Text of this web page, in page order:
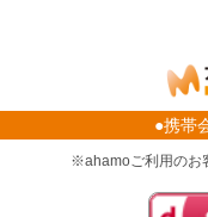
●携帯
※ahamoご利用のお